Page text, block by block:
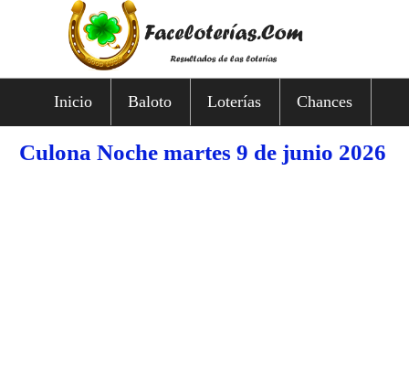
Inicio Baloto Loterías Chances
Culona Noche martes 9 de junio 2026